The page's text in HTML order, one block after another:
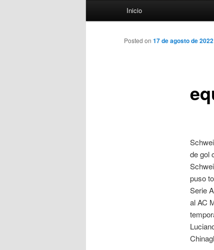
Inicio
Posted on 17 de agosto de 2022
de gol
puso
Serie
al AC